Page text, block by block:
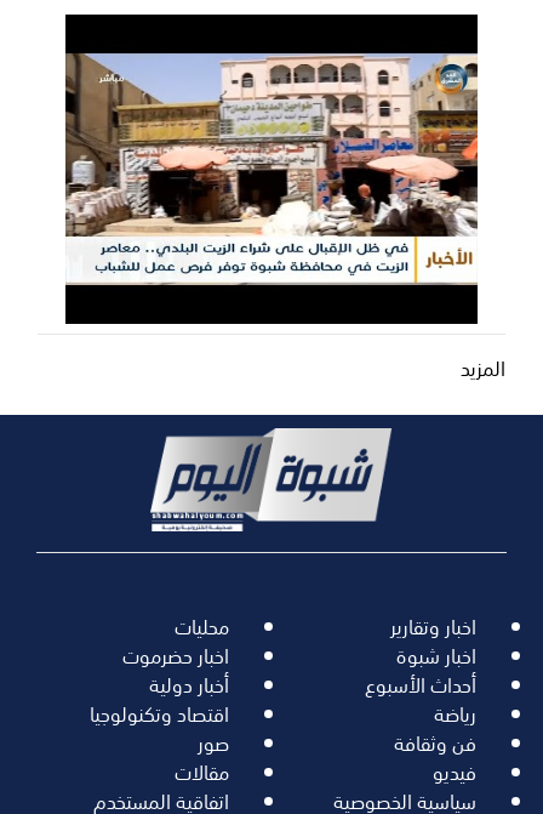
المزيد
اخبار وتقارير محليات
اخبار شبوة اخبار حضرموت
أحداث الأسبوع أخبار دولية
رياضة اقتصاد وتكنولوجيا
فن وثقافة صور
فيديو مقالات
سياسية الخصوصية اتفاقية المستخدم